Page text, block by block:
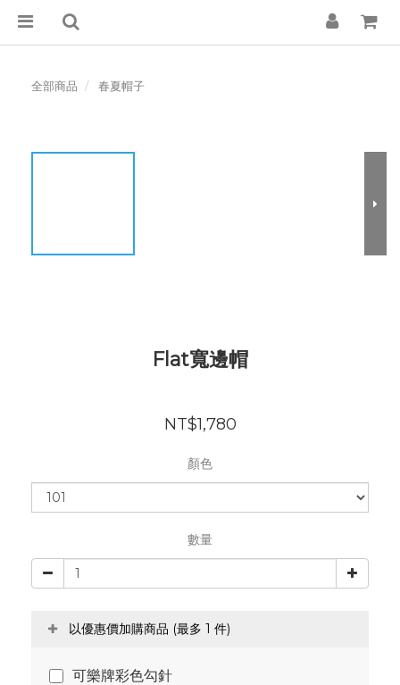
全部商品 春夏帽子
Flat寬邊帽
NT$1,780
顏色
數量
以優惠價加購商品 (最多 1 件)
可樂牌彩色勾針